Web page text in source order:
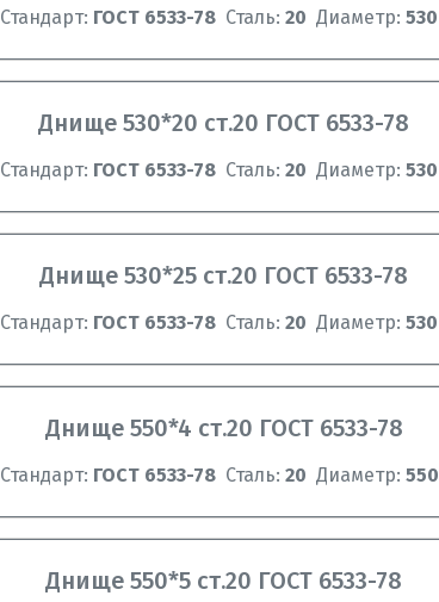
Стандарт: ГОСТ 6533-78 Сталь:20 Диаметр:530
Днище 530*20 ст.20 ГОСТ 6533-78
Стандарт: ГОСТ 6533-78 Сталь:20 Диаметр:530
Днище 530*25 ст.20 ГОСТ 6533-78
Стандарт: ГОСТ 6533-78 Сталь:20 Диаметр:530
Днище 550*4 ст.20 ГОСТ 6533-78
Стандарт: ГОСТ 6533-78 Сталь: 20 Диаметр: 550
Днище 550*5 ст.20 ГОСТ 6533-78